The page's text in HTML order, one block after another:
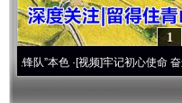
1
·[视频]牢记初心使命 奋进复兴征